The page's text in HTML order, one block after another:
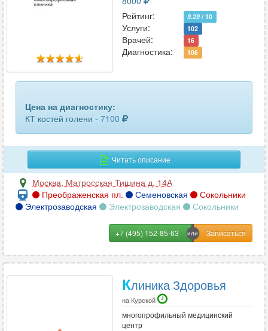
челюсти
шейного отдела позвоночника 61
щитовидной железы
Рейтинг:
9.29 / 10
Услуги: 102
Врачей: 16
Диагностика: 106
Цена на диагностику:
КТ костей голени - 7100
Читать описание
Москва, Матросская Тишина д. 14А
Преображенская пл.
Семеновская
Сокольники
Электрозаводская
Электрозаводская Сокольники
+7 (495) 152-85-63
Клиника Здоровья
на Курской
многопрофильный медицинский
центр